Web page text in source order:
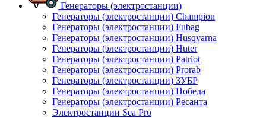
Генераторы (электростанции)
Генераторы (электростанции) Champion
Генераторы (электростанции) Fubag
Генераторы (электростанции) Husqvarna
Генераторы (электростанции) Huter
Генераторы (электростанции) Patriot
Генераторы (электростанции) Prorab
Генераторы (электростанции) ЗУБР
Генераторы (электростанции) Победа
Генераторы (электростанции) Ресанта
Электростанции Sea Pro